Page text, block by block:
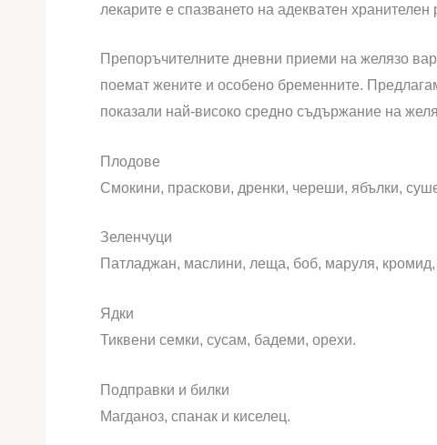
лекарите е спазването на адекватен
Препоръчителните дневни приеми на желязо
поемат жените и особено бременните.
показали най-високо средно съдържание на
Плодове
Смокини, праскови, дренки, череши, ябълки,
Зеленчуци
Патладжан, маслини, леща, боб, маруля,
Ядки
Тиквени семки, сусам, бадеми, орехи.
Подправки и билки
Магданоз, спанак и киселец.